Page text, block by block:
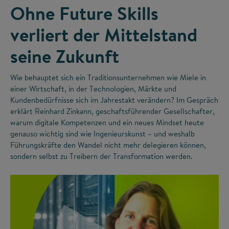
Ohne Future Skills
verliert der Mittelstand
seine Zukunft
Wie behauptet sich ein Traditionsunternehmen wie Miele in
einer Wirtschaft, in der Technologien, Märkte und
Kundenbedürfnisse sich im Jahrestakt verändern? Im Gespräch
erklärt Reinhard Zinkann, geschaftsführender Gesellschafter,
warum digitale Kompetenzen und ein neues Mindset heute
genauso wichtig sind wie Ingenieurskunst – und weshalb
Führungskräfte den Wandel nicht mehr delegieren können,
sondern selbst zu Treibern der Transformation werden.